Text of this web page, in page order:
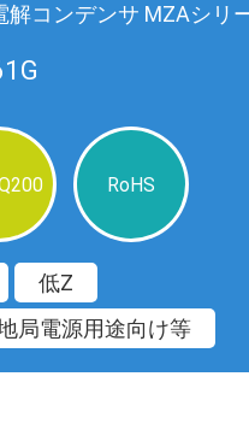
コンデンサ MZAシリ
RoHS
低Z
局電源用途向け等